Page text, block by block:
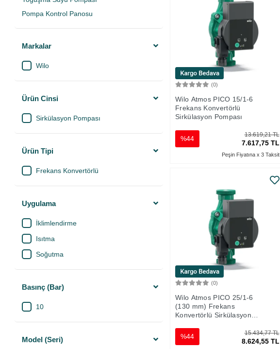
Pompa Kontrol Panosu
Markalar
Wilo
Ürün Cinsi
Sirkülasyon Pompası
Ürün Tipi
Frekans Konvertörlü
Uygulama
İklimlendirme
Isıtma
Soğutma
Basınç (Bar)
10
Model (Seri)
(0)
Wilo Atmos PICO 15/1-6
Frekans Konvertörlü
Sirkülasyon Pompası
13.619,21 TL
7.617,75 TL
%44
Peşin Fiyatına x 3 Taksit
(0)
Wilo Atmos PICO 25/1-6
(130 mm) Frekans
Konvertörlü Sirkülasyon
15.434,77 TL
8.624,55 TL
%44